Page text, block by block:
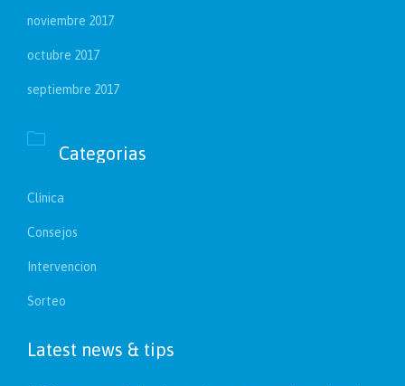
noviembre 2017
octubre 2017
septiembre 2017

Categorias
Clínica
Consejos
Intervencion
Sorteo
Latest news & tips